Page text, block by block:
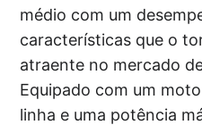
médio com um
características que o
atraente no mercado
Equipado com um
linha e uma potência